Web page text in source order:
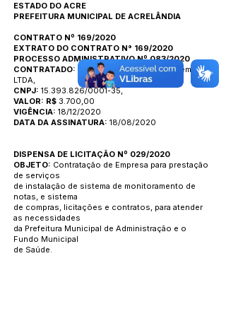
ESTADO DO ACRE
PREFEITURA MUNICIPAL DE ACRELÂNDIA
CONTRATO Nº 169/2020
EXTRATO DO CONTRATO N° 169/2020
PROCESSO ADMINISTRATIVO Nº 083/2020
CONTRATADO:
Status Tecnologia em Sistema
LTDA,
CNPJ: 15.393.826/0001-35,
VALOR: R$ 3.700,00
VIGÊNCIA: 18/12/2020
DATA DA ASSINATURA: 18/08/2020
DISPENSA DE LICITAÇÃO Nº 029/2020
OBJETO: Contratação de Empresa para prestação
de serviços
de instalação de sistema de monitoramento de
notas, e sistema
de compras, licitações e contratos, para atender
as necessidades
da Prefeitura Municipal de Administração e o
Fundo Municipal
de Saúde.